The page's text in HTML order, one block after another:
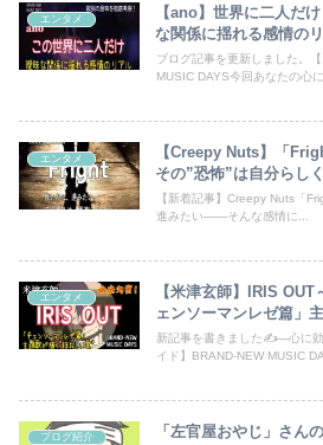
エンタメ
【ano】世界に二人だ
な関係に揺れる感情の
ブログ記事を更新しました。
MUSIC DAYS今回あなたの心
エンタメ
【Creepy Nuts】「
その”恐怖”は自分らし
【新着記事】Creepy Nuts「
進みたい――そんな感情に...
エンタメ
【米津玄師】IRIS
ェンソーマンレゼ篇」
新記事を書きました✍―心に
イド】BRAND-NEW MUSIC
ブログ紹介 「左官屋おやじ」さん